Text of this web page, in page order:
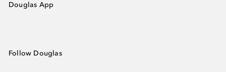
Douglas App
Follow Douglas